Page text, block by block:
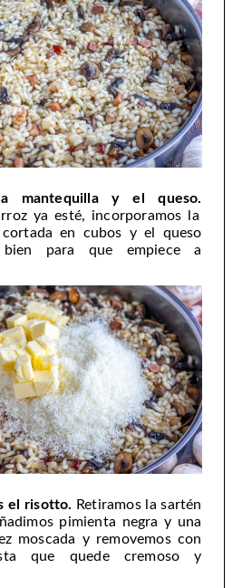
mantequilla y el queso.
ya esté, incorporamos la
cortada en cubos y el queso
bien para que empiece a
el risotto. Retiramos la sartén
pimienta negra y una
moscada y removemos con
que quede cremoso y